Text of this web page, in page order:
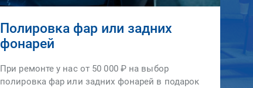
Полировка фар или задних
фонарей
При ремонте у нас от 50 000 ₽ на выбор
полировка фар или задних фонарей в подарок